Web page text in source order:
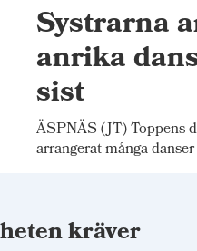
Systrarna
anrika
sist
ÄSPNÄS (JT) Toppens
arrangerat många
kräver